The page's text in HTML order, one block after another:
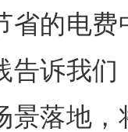
省的电
告诉我
景落地